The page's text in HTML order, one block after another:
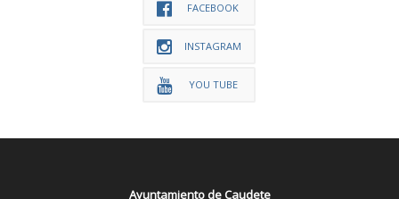
FACEBOOK
INSTAGRAM
YOU TUBE
Ayuntamiento de Caudete